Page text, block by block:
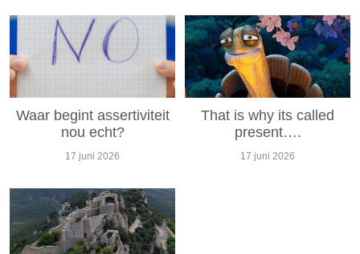
Waar begint assertiviteit
nou echt?
17 juni 2026
That is why its called
present….
17 juni 2026